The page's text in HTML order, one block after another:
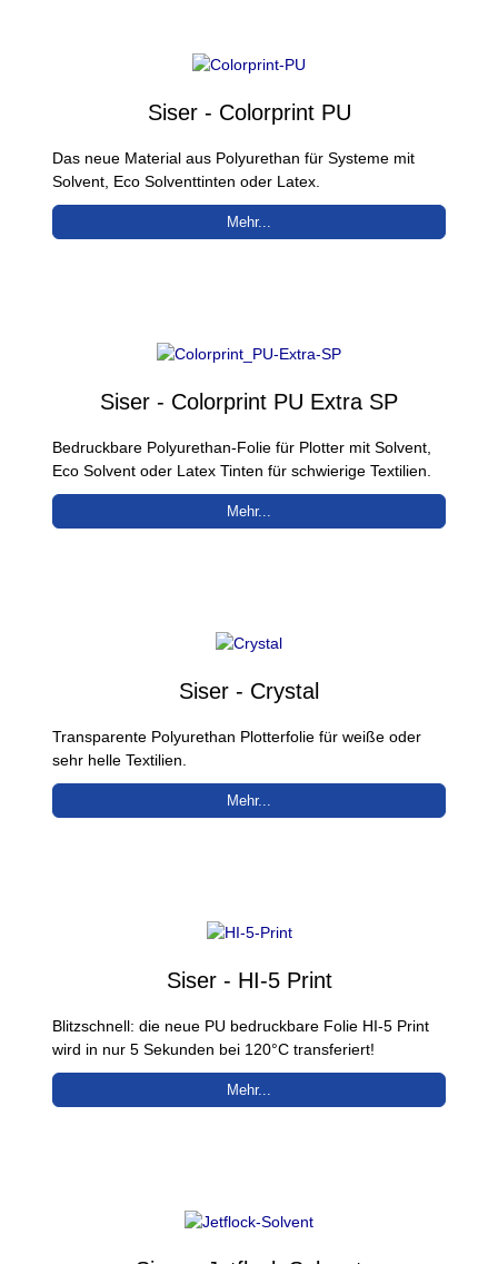
Siser - Colorprint PU
Das neue Material aus Polyurethan für Systeme mit
Solvent, Eco Solventtinten oder Latex.
Mehr...
Siser - Colorprint PU Extra SP
Bedruckbare Polyurethan-Folie für Plotter mit Solvent,
Eco Solvent oder Latex Tinten für schwierige Textilien.
Mehr...
Siser - Crystal
Transparente Polyurethan Plotterfolie für weiße oder
sehr helle Textilien.
Mehr...
Siser - HI-5 Print
Blitzschnell: die neue PU bedruckbare Folie HI-5 Print
wird in nur 5 Sekunden bei 120°C transferiert!
Mehr...